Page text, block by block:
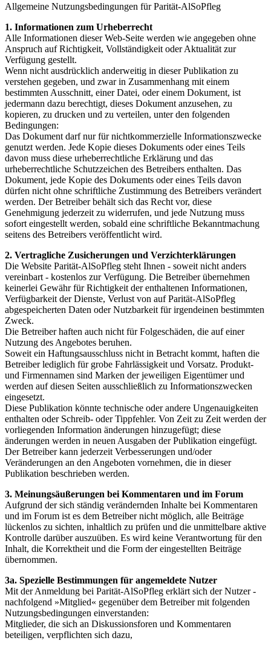
Allgemeine Nutzungsbedingungen für Parität-AlSoPfleg
1. Informationen zum Urheberrecht
Alle Informationen dieser Web-Seite werden wie angegeben ohne
Anspruch auf Richtigkeit, Vollständigkeit oder Aktualität zur
Verfügung gestellt.
Wenn nicht ausdrücklich anderweitig in dieser Publikation zu
verstehen gegeben, und zwar in Zusammenhang mit einem
bestimmten Ausschnitt, einer Datei, oder einem Dokument, ist
jedermann dazu berechtigt, dieses Dokument anzusehen, zu
kopieren, zu drucken und zu verteilen, unter den folgenden
Bedingungen:
Das Dokument darf nur für nichtkommerzielle Informationszwecke
genutzt werden. Jede Kopie dieses Dokuments oder eines Teils
davon muss diese urheberrechtliche Erklärung und das
urheberrechtliche Schutzzeichen des Betreibers enthalten. Das
Dokument, jede Kopie des Dokuments oder eines Teils davon
dürfen nicht ohne schriftliche Zustimmung des Betreibers verändert
werden. Der Betreiber behält sich das Recht vor, diese
Genehmigung jederzeit zu widerrufen, und jede Nutzung muss
sofort eingestellt werden, sobald eine schriftliche Bekanntmachung
seitens des Betreibers veröffentlicht wird.
2. Vertragliche Zusicherungen und Verzichterklärungen
Die Website Parität-AlSoPfleg steht Ihnen - soweit nicht anders
vereinbart - kostenlos zur Verfügung. Die Betreiber übernehmen
keinerlei Gewähr für Richtigkeit der enthaltenen Informationen,
Verfügbarkeit der Dienste, Verlust von auf Parität-AlSoPfleg
abgespeicherten Daten oder Nutzbarkeit für irgendeinen bestimmten
Zweck.
Die Betreiber haften auch nicht für Folgeschäden, die auf einer
Nutzung des Angebotes beruhen.
Soweit ein Haftungsausschluss nicht in Betracht kommt, haften die
Betreiber lediglich für grobe Fahrlässigkeit und Vorsatz. Produkt-
und Firmennamen sind Marken der jeweiligen Eigentümer und
werden auf diesen Seiten ausschließlich zu Informationszwecken
eingesetzt.
Diese Publikation könnte technische oder andere Ungenauigkeiten
enthalten oder Schreib- oder Tippfehler. Von Zeit zu Zeit werden der
vorliegenden Information änderungen hinzugefügt; diese
änderungen werden in neuen Ausgaben der Publikation eingefügt.
Der Betreiber kann jederzeit Verbesserungen und/oder
Veränderungen an den Angeboten vornehmen, die in dieser
Publikation beschrieben werden.
3. Meinungsäußerungen bei Kommentaren und im Forum
Aufgrund der sich ständig verändernden Inhalte bei Kommentaren
und im Forum ist es dem Betreiber nicht möglich, alle Beiträge
lückenlos zu sichten, inhaltlich zu prüfen und die unmittelbare aktive
Kontrolle darüber auszuüben. Es wird keine Verantwortung für den
Inhalt, die Korrektheit und die Form der eingestellten Beiträge
übernommen.
3a. Spezielle Bestimmungen für angemeldete Nutzer
Mit der Anmeldung bei Parität-AlSoPfleg erklärt sich der Nutzer -
nachfolgend »Mitglied« gegenüber dem Betreiber mit folgenden
Nutzungsbedingungen einverstanden:
Mitglieder, die sich an Diskussionsforen und Kommentaren
beteiligen, verpflichten sich dazu,